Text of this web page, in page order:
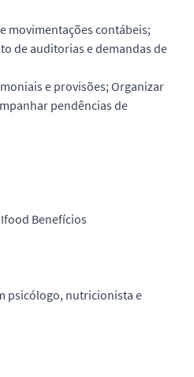
movimentações contábeis;
de auditorias e demandas de
e provisões; Organizar
pendências de
Benefícios
psicólogo, nutricionista e